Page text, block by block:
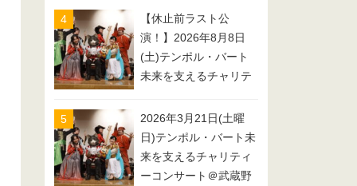
じみ野市上福岡
【休止前ラスト公
演！】2026年8月8日
(土)テンポル・バート
未来を支えるチャリテ
野市 武蔵野芸能劇場
小劇場3階
2026年3月21日(土曜
日)テンポル・バート未
来を支えるチャリティ
ーコンサート＠武蔵野